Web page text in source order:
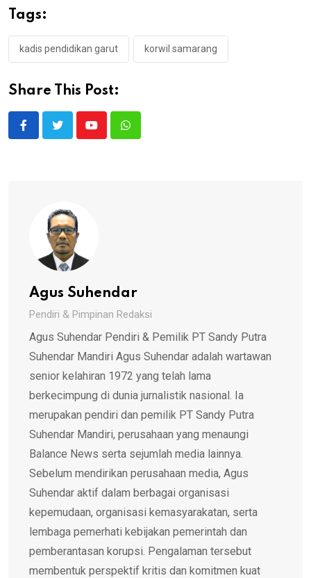
Tags:
kadis pendidikan garut korwil samarang
Share This Post:
YoutubeWhatsapp
Agus Suhendar
Pendiri & Pimpinan Redaksi
Agus Suhendar Pendiri & Pemilik PT Sandy Putra
Suhendar Mandiri Agus Suhendar adalah wartawan
senior kelahiran 1972 yang telah lama
berkecimpung di dunia jurnalistik nasional. Ia
merupakan pendiri dan pemilik PT Sandy Putra
Suhendar Mandiri, perusahaan yang menaungi
Balance News serta sejumlah media lainnya.
Sebelum mendirikan perusahaan media, Agus
Suhendar aktif dalam berbagai organisasi
kepemudaan, organisasi kemasyarakatan, serta
lembaga pemerhati kebijakan pemerintah dan
pemberantasan korupsi. Pengalaman tersebut
membentuk perspektif kritis dan komitmen kuat